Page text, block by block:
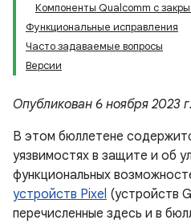
Компоненты Qualcomm с
Функциональные исправления
Часто задаваемые вопросы
Версии
Опубликован 6 ноября 2023 г.
В этом бюллетене
уязвимостях в защите и об
функциональных
устройств Pixel (устройств
перечисленные здесь и в